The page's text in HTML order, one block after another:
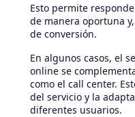
Esto permite
de manera oportuna
de conversión.
En algunos casos, el
online se
como el call center.
del servicio y la
diferentes usuarios.